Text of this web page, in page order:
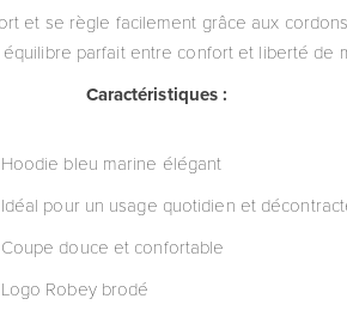
et se règle facilement grâce aux
parfait entre confort et liberté de
Caractéristiques :
Hoodie bleu marine élégant
Idéal pour un usage quotidien et
Coupe douce et confortable
Logo Robey brodé